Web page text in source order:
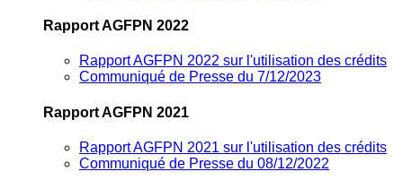
Rapport AGFPN 2022
Rapport AGFPN 2022 sur l'utilisation des crédits
Communiqué de Presse du 7/12/2023
Rapport AGFPN 2021
Rapport AGFPN 2021 sur l'utilisation des crédits
Communiqué de Presse du 08/12/2022